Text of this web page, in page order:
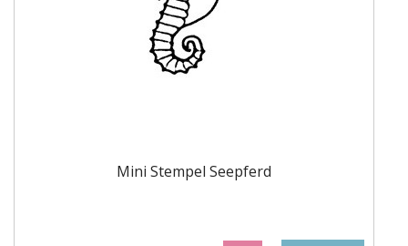
Mini Stempel Seepferd